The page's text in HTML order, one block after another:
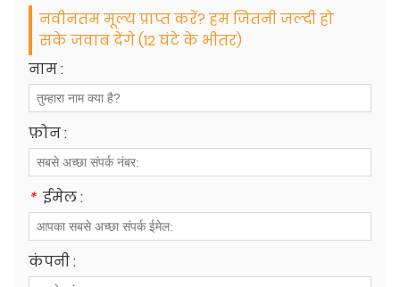
नवीनतम मूल्य प्राप्त करें? हम जितनी जल्दी हो
सके जवाब देंगे (12 घंटे के भीतर)
नाम :
फ़ोन :
* ईमेल :
कंपनी :